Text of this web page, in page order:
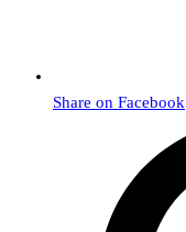
Share on Facebook